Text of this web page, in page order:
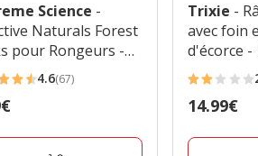
Science -
Naturals Forest
pour Rongeurs -
4.6(67)
Trixie -
avec foin
d'écorce -
2
étoiles
Prix
14.99€